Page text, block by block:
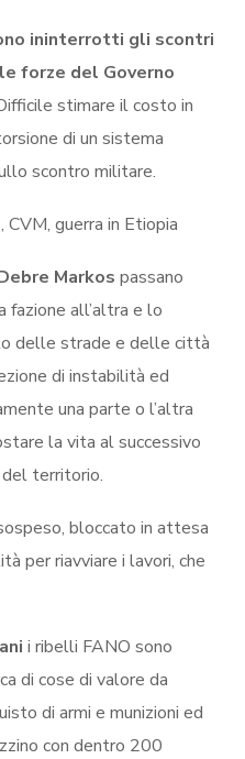
ininterrotti gli scontri
forze del Governo
stimare il costo in
di un sistema
scontro militare.
Markos passano
fazione all’altra e lo
delle strade e delle città
di instabilità ed
una parte o l’altra
la vita al successivo
territorio.
bloccato in attesa
per riavviare i lavori, che
i ribelli FANO sono
di cose di valore da
di armi e munizioni ed
con dentro 200